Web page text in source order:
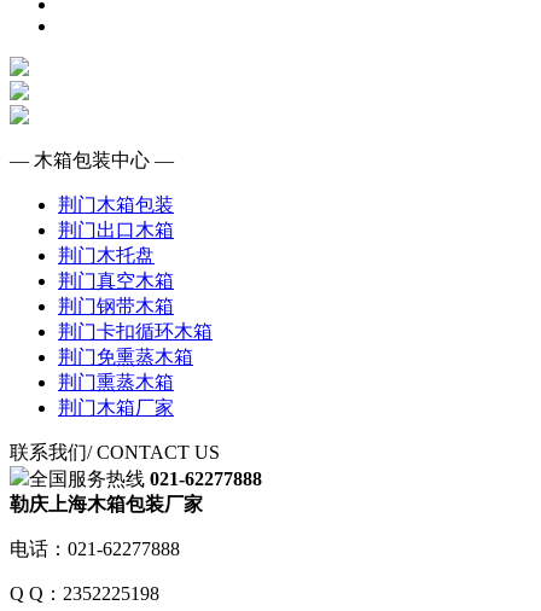
— 木箱包装中心 —
荆门木箱包装
荆门出口木箱
荆门木托盘
荆门真空木箱
荆门钢带木箱
荆门卡扣循环木箱
荆门免熏蒸木箱
荆门熏蒸木箱
荆门木箱厂家
联系我们/ CONTACT US
全国服务热线 021-62277888
勒庆上海木箱包装厂家
电话：021-62277888
Q Q：2352225198